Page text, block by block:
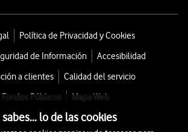
Política de Privacidad y Cookies
de Información
Accesibilidad
a clientes
Calidad del servicio
Fondos Públicos
Mapa Web
sabes... lo de las cookies